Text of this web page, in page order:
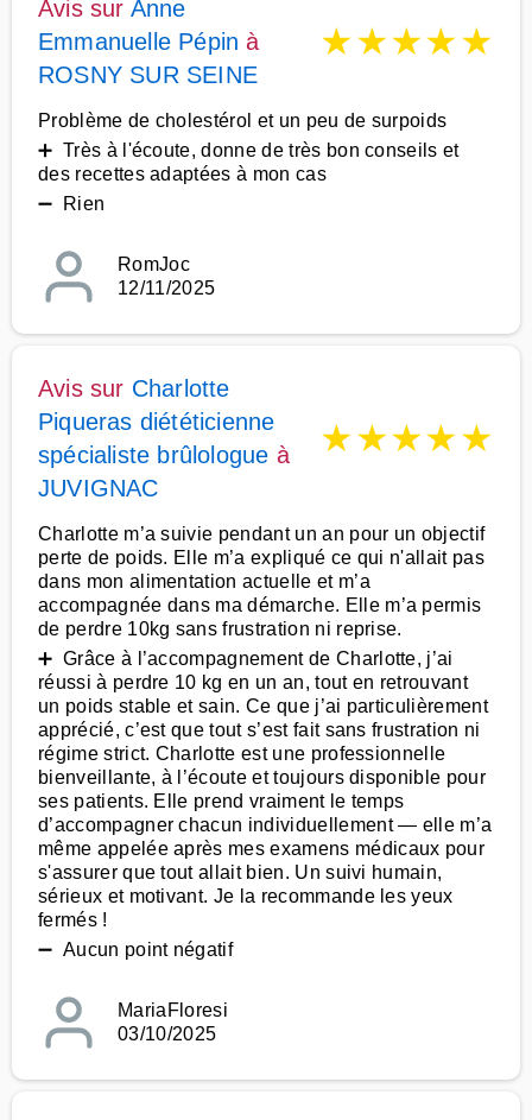
Avis sur Anne
Emmanuelle Pépin à
ROSNY SUR SEINE
★★★★★
Problème de cholestérol et un peu de surpoids
➕ Très à l'écoute, donne de très bon conseils et
des recettes adaptées à mon cas
➖ Rien
RomJoc
12/11/2025
Avis sur Charlotte
Piqueras diététicienne
spécialiste brûlologue à
JUVIGNAC
★★★★★
Charlotte m’a suivie pendant un an pour un objectif
perte de poids. Elle m’a expliqué ce qui n'allait pas
dans mon alimentation actuelle et m’a
accompagnée dans ma démarche. Elle m’a permis
de perdre 10kg sans frustration ni reprise.
➕ Grâce à l’accompagnement de Charlotte, j’ai
réussi à perdre 10 kg en un an, tout en retrouvant
un poids stable et sain. Ce que j’ai particulièrement
apprécié, c’est que tout s’est fait sans frustration ni
régime strict. Charlotte est une professionnelle
bienveillante, à l’écoute et toujours disponible pour
ses patients. Elle prend vraiment le temps
d’accompagner chacun individuellement — elle m’a
même appelée après mes examens médicaux pour
s'assurer que tout allait bien. Un suivi humain,
sérieux et motivant. Je la recommande les yeux
fermés !
➖ Aucun point négatif
MariaFloresi
03/10/2025